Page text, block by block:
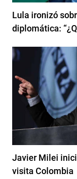
Lula ironizó
diplomática:
Javier Milei
visita Colombia